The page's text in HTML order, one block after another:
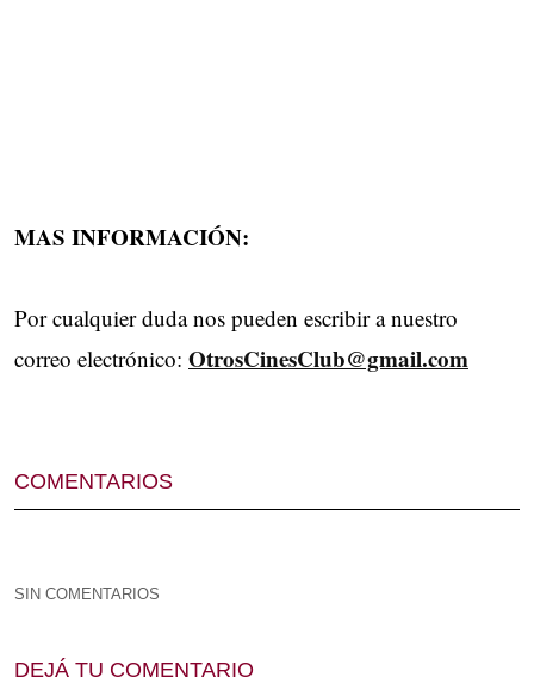
MAS INFORMACIÓN:
Por cualquier duda nos pueden escribir a nuestro
correo electrónico: OtrosCinesClub@gmail.com
COMENTARIOS
SIN COMENTARIOS
DEJÁ TU COMENTARIO